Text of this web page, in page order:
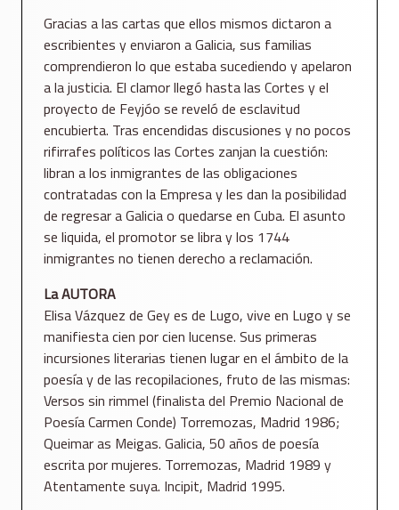
Gracias a las cartas que ellos mismos dictaron a
escribientes y enviaron a Galicia, sus familias
comprendieron lo que estaba sucediendo y apelaron
a la justicia. El clamor llegó hasta las Cortes y el
proyecto de Feyjóo se reveló de esclavitud
encubierta. Tras encendidas discusiones y no pocos
rifirrafes políticos las Cortes zanjan la cuestión:
libran a los inmigrantes de las obligaciones
contratadas con la Empresa y les dan la posibilidad
de regresar a Galicia o quedarse en Cuba. El asunto
se liquida, el promotor se libra y los 1744
inmigrantes no tienen derecho a reclamación.
La AUTORA
Elisa Vázquez de Gey es de Lugo, vive en Lugo y se
manifiesta cien por cien lucense. Sus primeras
incursiones literarias tienen lugar en el ámbito de la
poesía y de las recopilaciones, fruto de las mismas:
Versos sin rimmel (finalista del Premio Nacional de
Poesía Carmen Conde) Torremozas, Madrid 1986;
Queimar as Meigas. Galicia, 50 años de poesía
escrita por mujeres. Torremozas, Madrid 1989 y
Atentamente suya. Incipit, Madrid 1995.